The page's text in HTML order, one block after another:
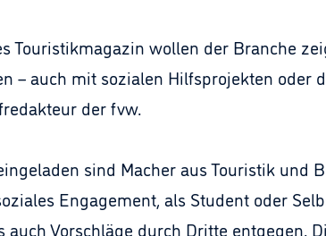
Touristikmagazin wollen der Branche
– auch mit sozialen Hilfsprojekten oder
der fvw.
sind Macher aus Touristik und
Engagement, als Student oder
auch Vorschläge durch Dritte entgegen.